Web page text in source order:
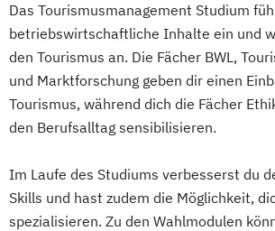
Das Tourismusmanagement Studium
betriebswirtschaftliche Inhalte ein und
den Tourismus an. Die Fächer BWL,
und Marktforschung geben dir einen
Tourismus, während dich die Fächer
den Berufsalltag sensibilisieren.
Im Laufe des Studiums verbesserst du
Skills und hast zudem die Möglichkeit,
spezialisieren. Zu den Wahlmodulen